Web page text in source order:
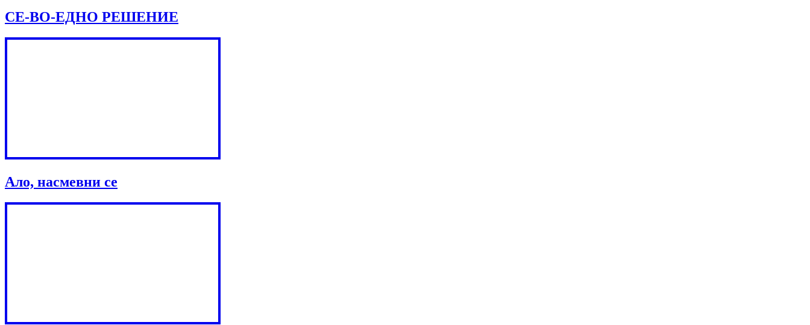
СЕ-ВО-ЕДНО РЕШЕНИЕ
Ало, насмевни се